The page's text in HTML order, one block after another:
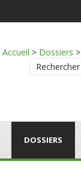
Accueil > Dossiers >
Rechercher
DOSSIERS